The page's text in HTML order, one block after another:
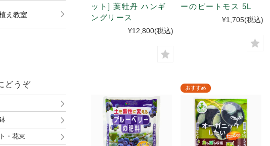
ット] 葉牡丹 ハンギ
ングリース
¥12,800(税込)
ーのピートモス 5L
¥1,705(税込)
え教室
どうぞ
・花束